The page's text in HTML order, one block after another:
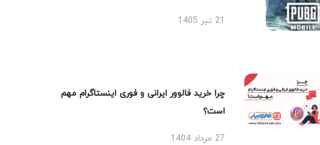
چرا خرید فالوور ایرانی و فوری اینستاگرام مهم
است؟
27 مرداد 1404